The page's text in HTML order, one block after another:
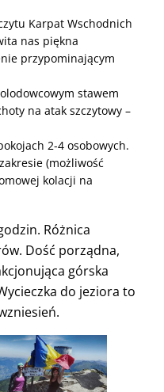
Karpat Wschodnich
nas piękna
przypominającym
stawem
na atak szczytowy –
2-4 osobowych.
(możliwość
kolacji na
Różnica
Dość porządna,
górska
do jeziora to